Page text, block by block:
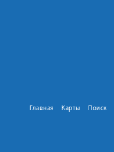
Главная Карты Поиск